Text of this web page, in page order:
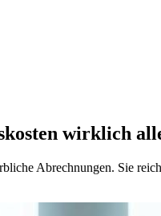
wirklich
Abrechnungen. Sie